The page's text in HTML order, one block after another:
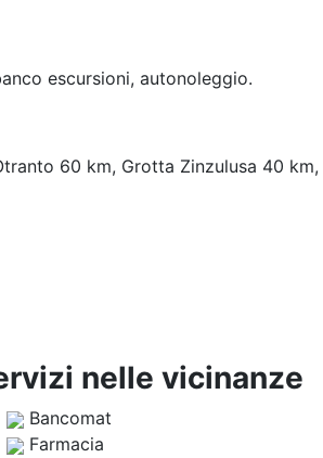
escursioni, autonoleggio.
60 km, Grotta Zinzulusa 40 km,
nelle vicinanze
Bancomat
Farmacia